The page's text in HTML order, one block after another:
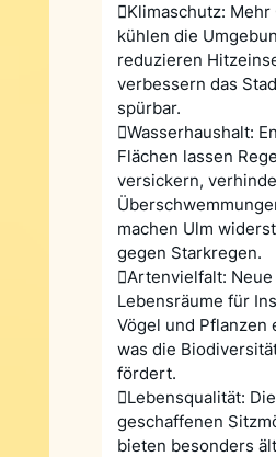
Klimaschutz: Mehr
kühlen die
reduzieren
verbessern das
spürbar.
Wasserhaushalt:
Flächen lassen
versickern,
machen Ulm
gegen Starkregen.
Artenvielfalt: Neue
Lebensräume für
Vögel und Pflanzen
was die
fördert.
Lebensqualität:
geschaffenen
bieten besonders